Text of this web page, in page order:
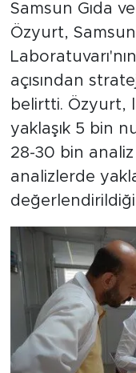
Samsun Gıda
Özyurt,
açısından
belirtti. Özyurt,
yaklaşık 5 bin
28-30 bin
analizlerde